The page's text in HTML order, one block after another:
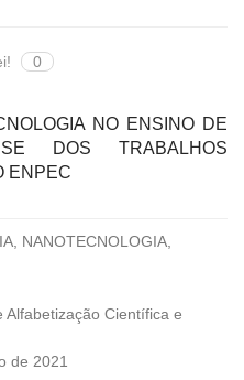
0
NO ENSINO DE
DOS TRABALHOS
ENPEC
NANOTECNOLOGIA,
Alfabetização Científica e
de 2021